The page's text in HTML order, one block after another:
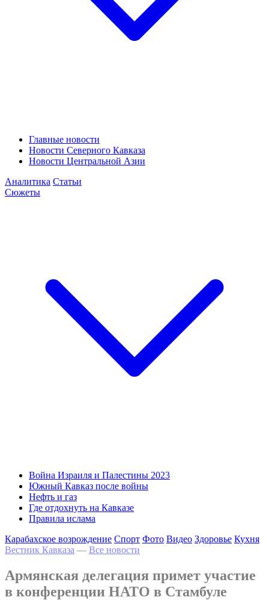
Главные новости
Новости Северного Кавказа
Новости Центральной Азии
Аналитика Статьи
Сюжеты
Война Израиля и Палестины 2023
Южный Кавказ после войны
Нефть и газ
Где отдохнуть на Кавказе
Правила ислама
Карабахское возрождение Спорт Фото Видео Здоровье Кухня
Вестник Кавказа — Все новости
Армянская делегация примет участие
в конференции НАТО в Стамбуле